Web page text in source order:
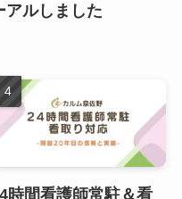
アルしました
時間看護師常駐＆看